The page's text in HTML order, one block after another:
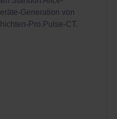
Generation von
Pro.Pulse-CT.